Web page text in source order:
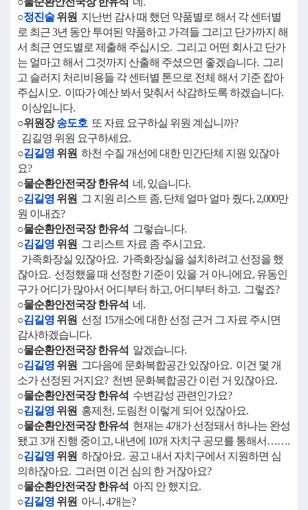
○정진술위원 지난번 감사 때 했던 약품별로 해서 각 센터별
로 최근 3년 동안 투여된 약품하고 가격들 그리고 단가까지 해
서 최근 연도별로 제출해 주십시오. 그리고 어떤 회사고 단가
는 얼마고 해서 그것까지 산출해 주셨으면 좋겠습니다. 그리
고 슬러지 처리비용들 각 센터별 톤으로 전체 해서 기준 잡아
주십시오. 이따가 예산 봐서 맞춰서 삭감하도록 하겠습니다.
이상입니다.
○위원장송도호 또 자료 요구하실 위원 계십니까?
김길영 위원 요구하세요.
○김길영 위원 하천 수질 개선에 대한 민간단체 지원 있잖아
요?
○물순환안전국장 한유석 네, 있습니다.
○김길영 위원 그 지원 리스트 좀, 단체 얼마 얼마 줬다, 2,000만
원 이내죠?
○물순환안전국장 한유석 그렇습니다.
○김길영 위원 그 리스트 자료 좀 주시고요.
가족화장실 있잖아요. 가족화장실을 설치하려고 선정을 했
잖아요. 선정했을 때 선정한 기준이 있을 거 아니에요, 유동인
구가 어디가 많아서 어디부터 하고, 어디부터 하고. 그렇죠?
○물순환안전국장 한유석 네.
○김길영 위원 선정 15개소에 대한 선정 근거 그 자료 주시면
감사하겠습니다.
○물순환안전국장 한유석 알겠습니다.
○김길영 위원 그다음에 문화복합공간 있잖아요. 이건 몇 개
소가 선정된 거지요? 천변 문화복합공간 이런 거 있잖아요.
○물순환안전국장 한유석 수변감성 관련인가요?
○김길영 위원 홍제천, 도림천 이렇게 되어 있잖아요.
○물순환안전국장 한유석 현재는 4개가 선정돼서 하나는 완성
됐고 3개 진행 중이고, 내년에 10개 자치구 공모를 통해서…….
○김길영 위원 하잖아요. 공고 내서 자치구에서 지원하면 심
의하잖아요. 그러면 이건 심의 한 거잖아요?
○물순환안전국장 한유석 아직 안 했지요.
○김길영 위원 아니, 4개는?